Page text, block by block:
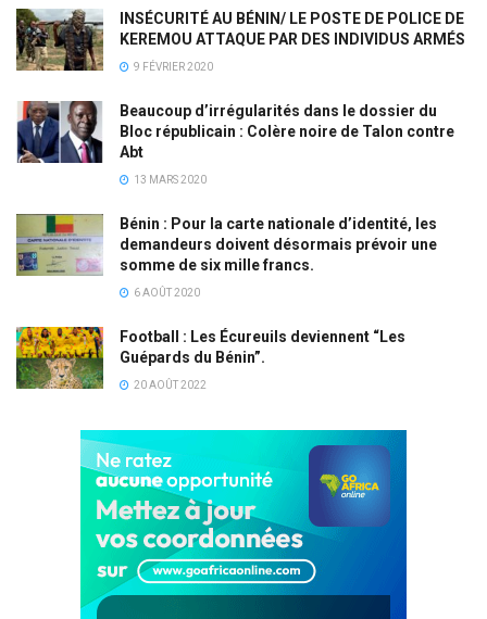
INSÉCURITÉ AU BÉNIN/ LE POSTE DE POLICE DE
KEREMOU ATTAQUE PAR DES INDIVIDUS ARMÉS
9 FÉVRIER 2020
Beaucoup d’irrégularités dans le dossier du
Bloc républicain : Colère noire de Talon contre
Abt
13 MARS 2020
Bénin : Pour la carte nationale d’identité, les
demandeurs doivent désormais prévoir une
somme de six mille francs.
6 AOÛT 2020
Football : Les Écureuils deviennent “Les
Guépards du Bénin”.
20 AOÛT 2022